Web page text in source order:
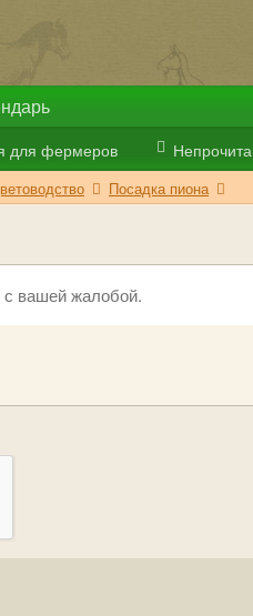
для фермеров
Посадка пиона
с вашей жалобой.